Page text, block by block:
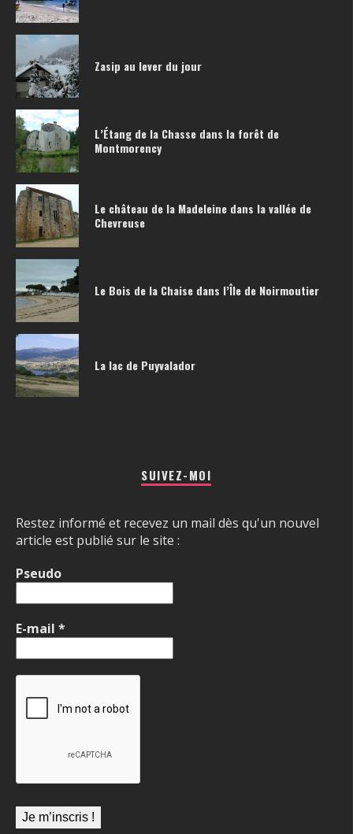
Zasip au lever du jour
L’Étang de la Chasse dans la forêt de
Montmorency
Le château de la Madeleine dans la vallée de
Chevreuse
Le Bois de la Chaise dans l’Île de Noirmoutier
La lac de Puyvalador
SUIVEZ-MOI
Restez informé et recevez un mail dès qu'un nouvel
article est publié sur le site :
Pseudo
E-mail *